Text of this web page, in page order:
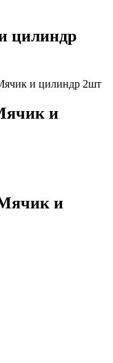
цилиндр
и цилиндр 2шт
и
и